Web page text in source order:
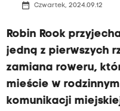
date_range Czwartek, 2024.09.12
Robin Rook
jedną z pierwszych
zamiana roweru,
mieście w
komunikacji